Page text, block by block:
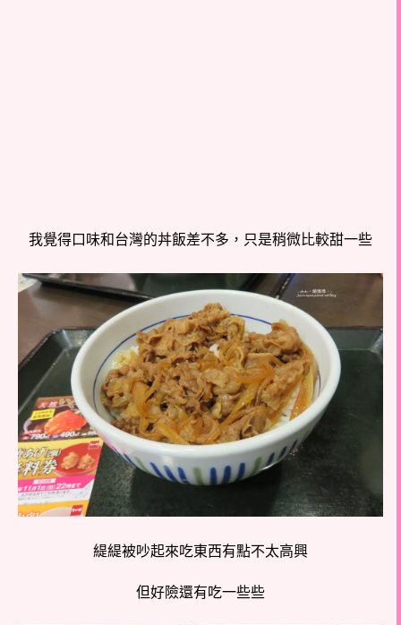
我覺得口味和台灣的丼飯差不多，只是稍微比較甜一些
緹緹被吵起來吃東西有點不太高興
但好險還有吃一些些